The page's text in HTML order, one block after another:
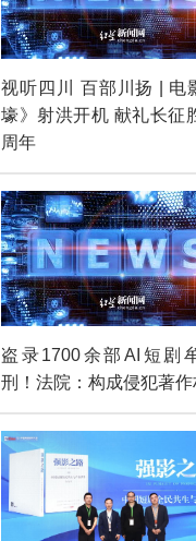
视听四川 百部川扬 | 电
壕》射洪开机 献礼长征
周年
盗录1700余部AI短剧
刑！法院：构成侵犯著